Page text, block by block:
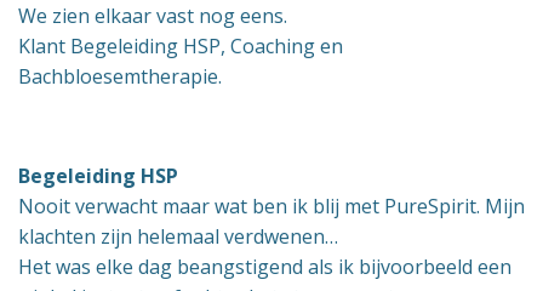
We zien elkaar vast nog eens.
Klant Begeleiding HSP, Coaching en
Bachbloesemtherapie.
Begeleiding HSP
Nooit verwacht maar wat ben ik blij met PureSpirit. Mijn
klachten zijn helemaal verdwenen…
Het was elke dag beangstigend als ik bijvoorbeeld een